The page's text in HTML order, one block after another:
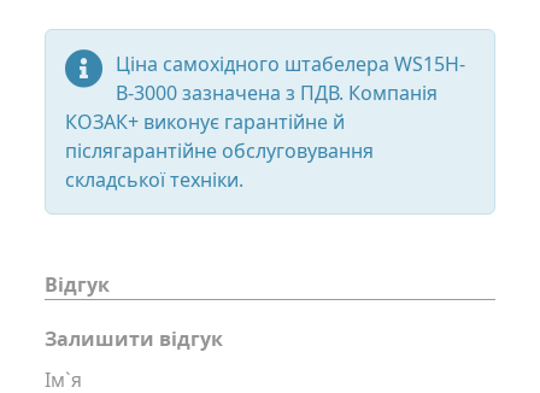
Ціна cамохідного штабелера WS15H-
B-3000 зазначена з ПДВ. Компанія
КОЗАК+ виконує гарантійне й
післягарантійне обслуговування
складської техніки.
Відгук
Залишити відгук
Ім`я